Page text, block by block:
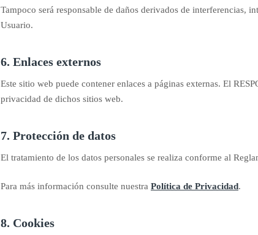
Tampoco será responsable de daños derivados de
Usuario.
6. Enlaces externos
Este sitio web puede contener enlaces a páginas externas. El
privacidad de dichos sitios web.
7. Protección de datos
El tratamiento de los datos personales se realiza conforme al
Para más información consulte nuestra Política de Privacidad.
8. Cookies